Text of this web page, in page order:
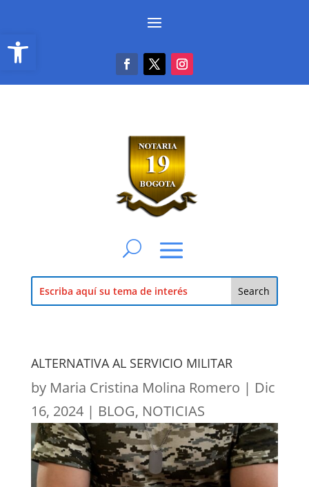
Abrir barra de herramientas
ALTERNATIVA AL SERVICIO MILITAR
by Maria Cristina Molina Romero | Dic
16, 2024| BLOG, NOTICIAS